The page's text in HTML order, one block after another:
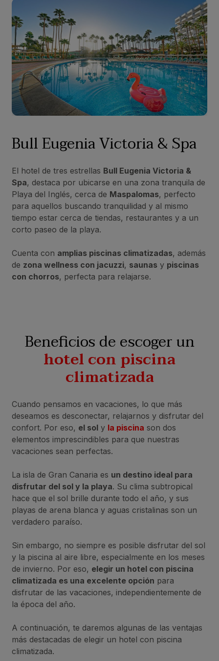
Bull Eugenia Victoria & Spa
El hotel de tres estrellas Bull Eugenia Victoria &
Spa, destaca por ubicarse en una zona tranquila de
Playa del Inglés, cerca de Maspalomas, perfecto
para aquellos buscando tranquilidad y al mismo
tiempo estar cerca de tiendas, restaurantes y a un
corto paseo de la playa.
Cuenta con amplias piscinas climatizadas, además
de zona wellness con jacuzzi, saunas y piscinas
con chorros, perfecta para relajarse.
Beneficios de escoger un
hotel con piscina
climatizada
Cuando pensamos en vacaciones, lo que más
deseamos es desconectar, relajarnos y disfrutar del
confort. Por eso, el sol y la piscina son dos
elementos imprescindibles para que nuestras
vacaciones sean perfectas.
La isla de Gran Canaria es un destino ideal para
disfrutar del sol y la playa. Su clima subtropical
hace que el sol brille durante todo el año, y sus
playas de arena blanca y aguas cristalinas son un
verdadero paraíso.
Sin embargo, no siempre es posible disfrutar del sol
y la piscina al aire libre, especialmente en los meses
de invierno. Por eso, elegir un hotel con piscina
climatizada es una excelente opción para
disfrutar de las vacaciones, independientemente de
la época del año.
A continuación, te daremos algunas de las ventajas
más destacadas de elegir un hotel con piscina
climatizada.